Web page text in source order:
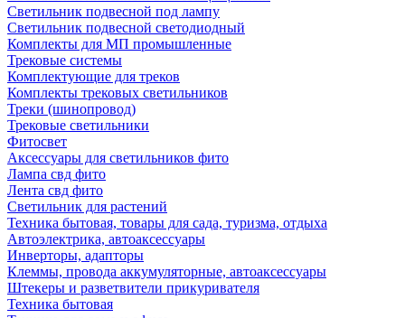
Светильник подвесной под лампу
Светильник подвесной светодиодный
Комплекты для МП промышленные
Трековые системы
Комплектующие для треков
Комплекты трековых светильников
Треки (шинопровод)
Трековые светильники
Фитосвет
Аксессуары для светильников фито
Лампа свд фито
Лента свд фито
Светильник для растений
Техника бытовая, товары для сада, туризма, отдыха
Автоэлектрика, автоаксессуары
Инверторы, адапторы
Клеммы, провода аккумуляторные, автоаксессуары
Штекеры и разветвители прикуривателя
Техника бытовая